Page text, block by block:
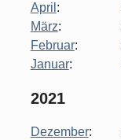
April :
März:
Februar:
Januar:
2021
Dezember: